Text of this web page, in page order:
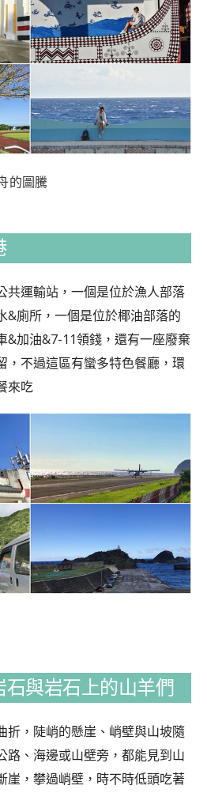
的圖騰
共運輸站，一個是位於漁人部落
&廁所，一個是位於椰油部落的
&加油&7-11領錢，還有一座廢棄
，不過這區有蠻多特色餐廳，環
來吃
與岩石上的山羊們
折，陡峭的懸崖、峭壁與山坡隨
路、海邊或山壁旁，都能見到山
崖，攀過峭壁，時不時低頭吃著